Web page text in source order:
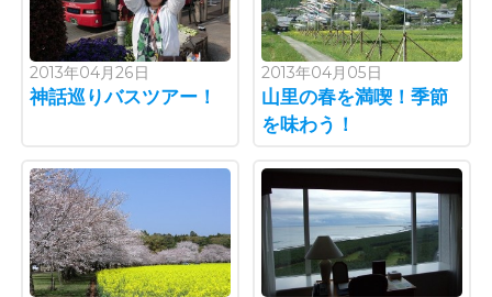
2013年04月26日
神話巡りバスツアー！
2013年04月05日
山里の春を満喫！季節
を味わう！